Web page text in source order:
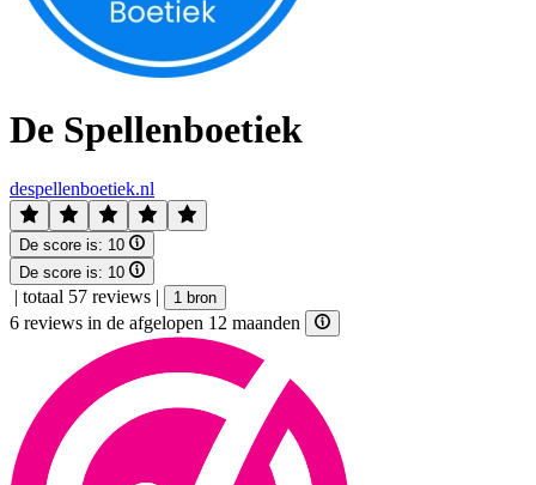
De Spellenboetiek
despellenboetiek.nl
De score is: 10
De score is: 10
| totaal 57 reviews | 1 bron
6 reviews in de afgelopen 12 maanden